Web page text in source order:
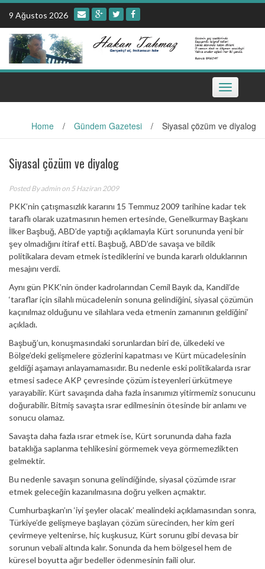
Skip
content
9 Ağustos 2026
Toggle
navigation
Home / Gündem Gazetesi / Siyasal çözüm ve diyalog
Siyasal çözüm ve diyalog
Posted Byadmin on 5 Haziran 2009
PKK’nin çatışmasızlık kararını 15 Temmuz 2009 tarihine kadar tek
taraflı olarak uzatmasının hemen ertesinde, Genelkurmay Başkanı
İlker Başbuğ, ABD’de yaptığı açıklamayla Kürt sorununda yeni bir
şey olmadığını itiraf etti. Başbuğ, ABD’de savaşa ve bildik
politikalara devam etmek istediklerini ve bunda kararlı olduklarının
mesajını verdi.
Aynı gün PKK’nin önder kadrolarından Cemil Bayık da, Kandil’de
‘taraflar için silahlı mücadelenin sonuna gelindiğini, siyasal çözümün
kaçınılmaz olduğunu ve silahlara veda etmenin zamanının geldiğini’
açıkladı.
Başbuğ’un, konuşmasındaki sorunlardan biri de, ülkedeki ve
Bölge’deki gelişmelere gözlerini kapatması ve Kürt mücadelesinin
geldiği aşamayı anlayamamasıdır. Bu nedenle eski politikalarda ısrar
etmesi sadece AKP çevresinde çözüm isteyenleri ürkütmeye
yarayabilir. Kürt savaşında daha fazla insanımızı yitirmemiz sonucunu
doğurabilir. Bitmiş savaşta ısrar edilmesinin ötesinde bir anlamı ve
sonucu olamaz.
Savaşta daha fazla ısrar etmek ise, Kürt sorununda daha fazla
bataklığa saplanma tehlikesini görmemek veya görmemezlikten
gelmektir.
Bu nedenle savaşın sonuna gelindiğinde, siyasal çözümde ısrar
etmek geleceğin kazanılmasına doğru yelken açmaktır.
Cumhurbaşkan’ın ‘iyi şeyler olacak’ mealindeki açıklamasından sonra,
Türkiye’de gelişmeye başlayan çözüm sürecinden, her kim geri
çevirmeye yeltenirse, hiç kuşkusuz, Kürt sorunu gibi devasa bir
sorunun vebali altında kalır. Sonunda da hem bölgesel hem de
küresel boyutta ağır bedeller ödenmesinin faili olur.